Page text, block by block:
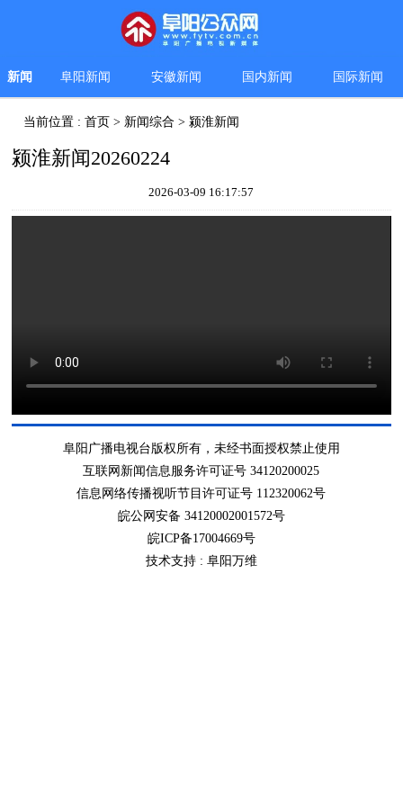
新闻 阜阳新闻 安徽新闻 国内新闻 国际新闻
当前位置 :首页 > 新闻综合 >颍淮新闻
颍淮新闻20260224
2026-03-09 16:17:57
阜阳广播电视台版权所有，未经书面授权禁止使用
互联网新闻信息服务许可证号 34120200025
信息网络传播视听节目许可证号 112320062号
皖公网安备 34120002001572号
皖ICP备17004669号
技术支持 : 阜阳万维